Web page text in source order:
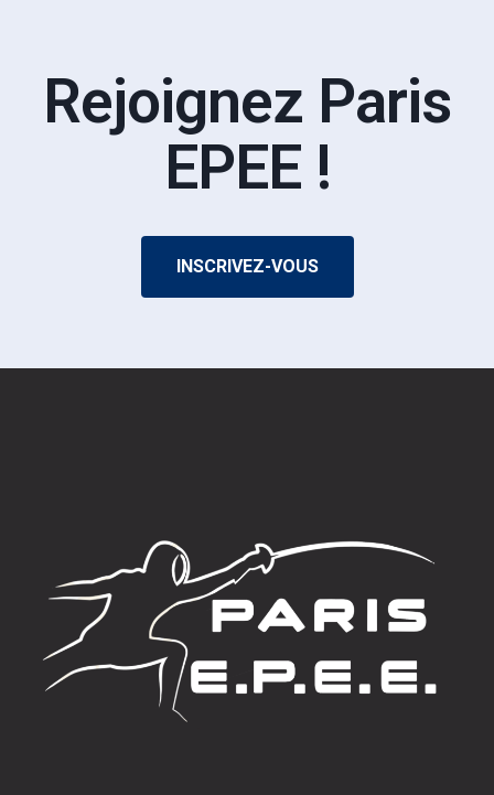
Rejoignez Paris
EPEE !
INSCRIVEZ-VOUS